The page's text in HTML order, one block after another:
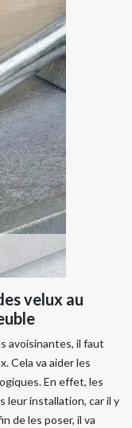
velux au
avoisinantes, il faut
Cela va aider les
En effet, les
leur installation, car il y
de les poser, il va